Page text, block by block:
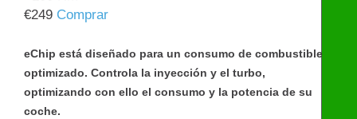
€249 Comprar
eChip está diseñado para un consumo de combustible
optimizado. Controla la inyección y el turbo,
optimizando con ello el consumo y la potencia de su
coche.